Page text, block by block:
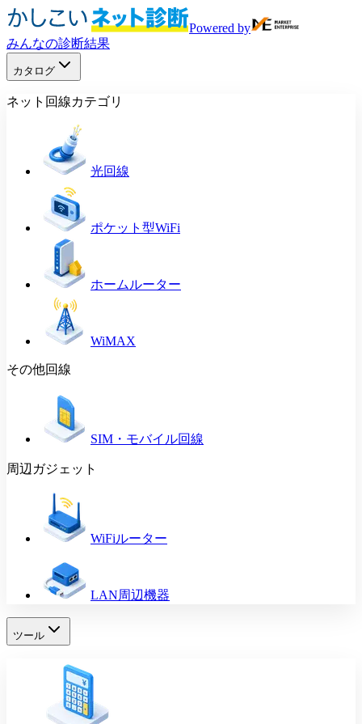
Powered by
みんなの診断結果
カタログ
ネット回線カテゴリ
光回線
ポケット型WiFi
ホームルーター
WiMAX
その他回線
SIM・モバイル回線
周辺ガジェット
WiFiルーター
LAN周辺機器
ツール